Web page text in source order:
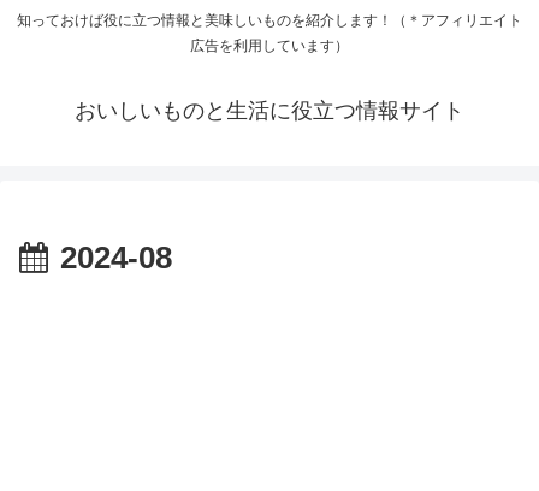
知っておけば役に立つ情報と美味しいものを紹介します！（＊アフィリエイト
広告を利用しています）
おいしいものと生活に役立つ情報サイト
2024-08